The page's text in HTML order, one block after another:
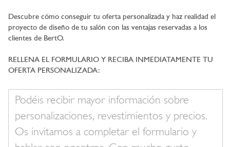
Descubre cómo conseguir tu oferta personalizada y haz realidad el
proyecto de diseño de tu salón con las ventajas reservadas a los
clientes de BertO.
RELLENA EL FORMULARIO Y RECIBA INMEDIATAMENTE TU
OFERTA PERSONALIZADA:
mensaje